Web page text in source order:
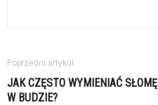
Poprzedni artykuł
JAK CZĘSTO WYMIENIAĆ SŁOMĘ
W BUDZIE?